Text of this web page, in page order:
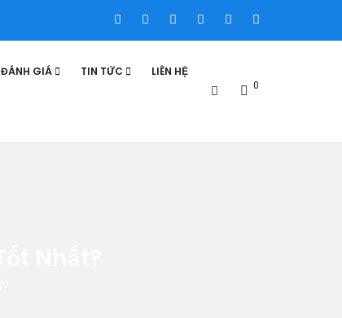
ĐÁNH GIÁ TIN TỨC LIÊN HỆ
0